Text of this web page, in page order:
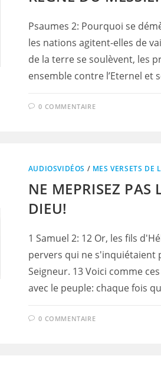
Psaumes 2: Pourquoi se
les nations agitent-elles de
de la terre se soulèvent, les
ensemble contre l’Eternel et
0 COMMENTAIRE
AUDIOSVIDÉOS / MES VERSETS DE
NE MEPRISEZ PAS
DIEU!
1 Samuel 2: 12 Or, les fils
pervers qui ne s'inquiétaient
Seigneur. 13 Voici comme
avec le peuple: chaque fois
0 COMMENTAIRE